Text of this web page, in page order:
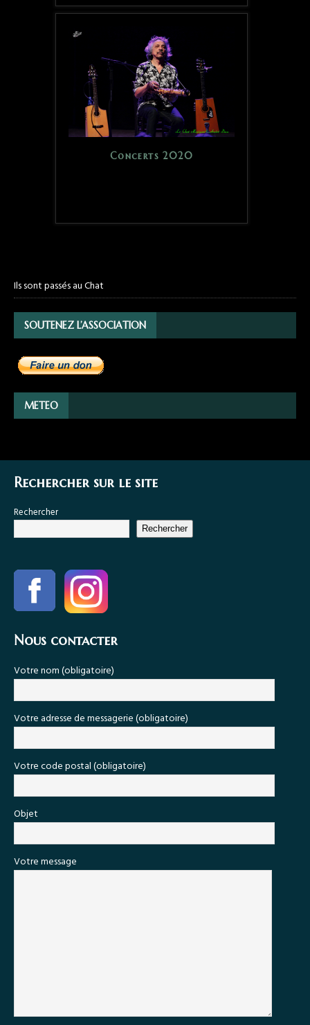
Concerts 2020
Ils sont passés au Chat
SOUTENEZ L’ASSOCIATION
METEO
Rechercher sur le site
Rechercher
Rechercher
Nous contacter
Votre nom (obligatoire)
Votre adresse de messagerie (obligatoire)
Votre code postal (obligatoire)
Objet
Votre message